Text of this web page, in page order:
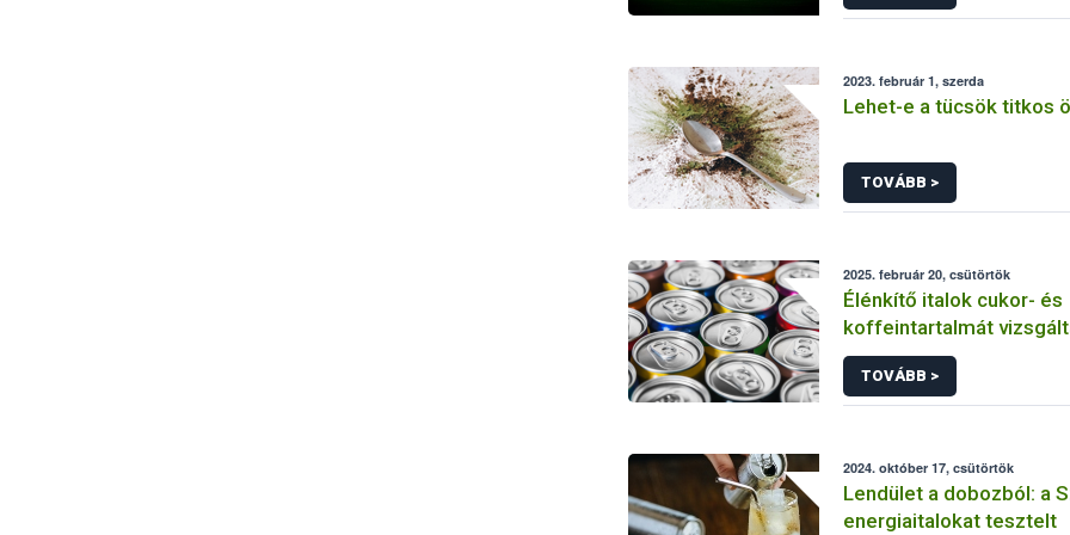
2023. február 1, szerda
Lehet-e a tücsök titkos
TOVÁBB >
2025. február 20, csütörtök
Élénkítő italok cukor- és
koffeintartalmát
Szupermenta
TOVÁBB >
2024. október 17, csütörtök
Lendület a dobozból: a
energiaitalokat tesztelt